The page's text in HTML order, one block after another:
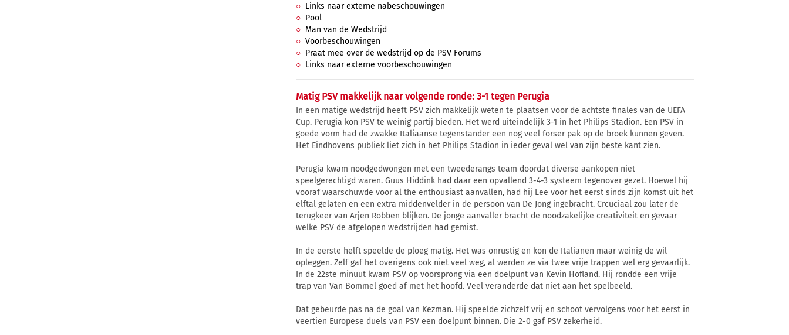
Links naar externe nabeschouwingen
Pool
Man van de Wedstrijd
Voorbeschouwingen
Praat mee over de wedstrijd op de PSV Forums
Links naar externe voorbeschouwingen
Matig PSV makkelijk naar volgende ronde: 3-1 tegen Perugia
In een matige wedstrijd heeft PSV zich makkelijk weten te plaatsen voor de achtste finales van de UEFA
Cup. Perugia kon PSV te weinig partij bieden. Het werd uiteindelijk 3-1 in het Philips Stadion. Een PSV in
goede vorm had de zwakke Italiaanse tegenstander een nog veel forser pak op de broek kunnen geven.
Het Eindhovens publiek liet zich in het Philips Stadion in ieder geval wel van zijn beste kant zien.
Perugia kwam noodgedwongen met een tweederangs team doordat diverse aankopen niet
speelgerechtigd waren. Guus Hiddink had daar een opvallend 3-4-3 systeem tegenover gezet. Hoewel hij
vooraf waarschuwde voor al the enthousiast aanvallen, had hij Lee voor het eerst sinds zijn komst uit het
elftal gelaten en een extra middenvelder in de persoon van De Jong ingebracht. Crcuciaal zou later de
terugkeer van Arjen Robben blijken. De jonge aanvaller bracht de noodzakelijke creativiteit en gevaar
welke PSV de afgelopen wedstrijden had gemist.
In de eerste helft speelde de ploeg matig. Het was onrustig en kon de Italianen maar weinig de wil
opleggen. Zelf gaf het overigens ook niet veel weg, al werden ze via twee vrije trappen wel erg gevaarlijk.
In de 22ste minuut kwam PSV op voorsprong via een doelpunt van Kevin Hofland. Hij rondde een vrije
trap van Van Bommel goed af met het hoofd. Veel veranderde dat niet aan het spelbeeld.
Dat gebeurde pas na de goal van Kezman. Hij speelde zichzelf vrij en schoot vervolgens voor het eerst in
veertien Europese duels van PSV een doelpunt binnen. Die 2-0 gaf PSV zekerheid.